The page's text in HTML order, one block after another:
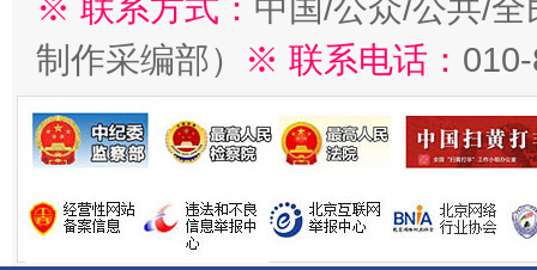
※ 联系方式： 中国/公众/公共/
制作采编部）
※ 联系电话：